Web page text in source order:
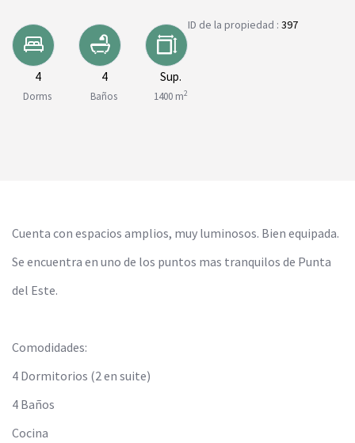
4
Dorms
4
Baños
Sup.
1400 m2
ID de la propiedad : 397
Cuenta con espacios amplios, muy luminosos. Bien equipada.
Se encuentra en uno de los puntos mas tranquilos de Punta
del Este.
Comodidades:
4 Dormitorios (2 en suite)
4 Baños
Cocina